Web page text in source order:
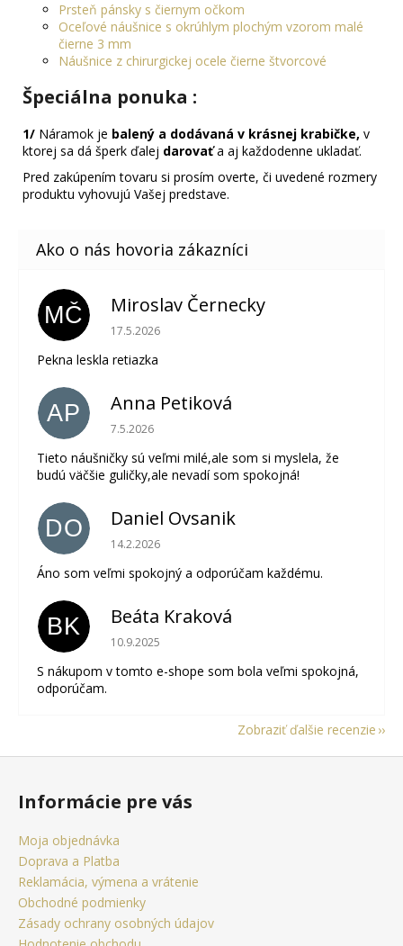
Prsteň pánsky s čiernym očkom
Oceľové náušnice s okrúhlym plochým vzorom malé
čierne 3 mm
Náušnice z chirurgickej ocele čierne štvorcové
Špeciálna ponuka :
1/ Náramok je balený a dodávaná v krásnej krabičke, v
ktorej sa dá šperk ďalej darovaťa aj každodenne ukladať.
Pred zakúpením tovaru si prosím overte, či uvedené rozmery
produktu vyhovujú Vašej predstave.
MČ Miroslav Černecky
Hodnotenie obchodu je 5 z 5 hviezdičiek.
17.5.2026
Pekna leskla retiazka
AP Anna Petiková
Hodnotenie obchodu je 5 z 5 hviezdičiek.
7.5.2026
Tieto náušničky sú veľmi milé,ale som si myslela, že
budú väčšie guličky,ale nevadí som spokojná!
DO Daniel Ovsanik
Hodnotenie obchodu je 5 z 5 hviezdičiek.
14.2.2026
Áno som veľmi spokojný a odporúčam každému.
BK Beáta Kraková
Hodnotenie obchodu je 5 z 5 hviezdičiek.
10.9.2025
S nákupom v tomto e-shope som bola veľmi spokojná,
odporúčam.
Zobraziť ďalšie recenzie
Informácie pre vás
Moja objednávka
Doprava a Platba
Reklamácia, výmena a vrátenie
Obchodné podmienky
Zásady ochrany osobných údajov